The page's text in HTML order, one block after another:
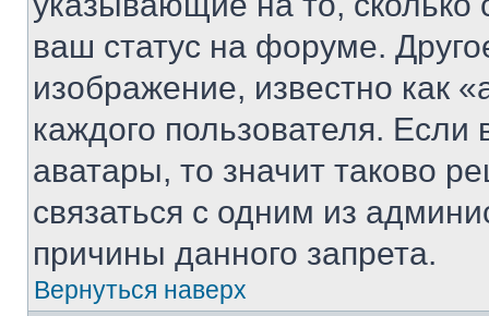
ваш статус на форуме.
изображение, известно как
каждого пользователя.
аватары, то значит таково
связаться с одним из
причины данного запрета.
Вернуться наверх